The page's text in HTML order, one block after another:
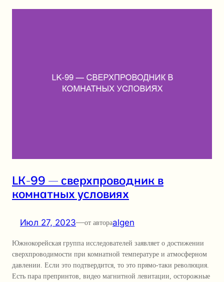
LK-99 — сверхпроводник в
комнатных условиях
Июл 27, 2023—от автораalgen
Южнокорейская группа исследователей заявляет о достижении
сверхпроводимости при комнатной температуре и атмосферном
давлении. Если это подтвердится, то это прямо-таки революция.
Есть пара препринтов, видео магнитной левитации, осторожные